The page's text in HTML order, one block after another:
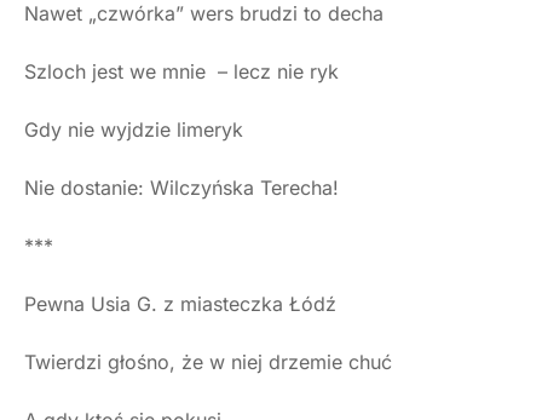
Nawet „czwórka” wers brudzi to decha
Szloch jest we mnie – lecz nie ryk
Gdy nie wyjdzie limeryk
Nie dostanie: Wilczyńska Terecha!
***
Pewna Usia G. z miasteczka Łódź
Twierdzi głośno, że w niej drzemie chuć